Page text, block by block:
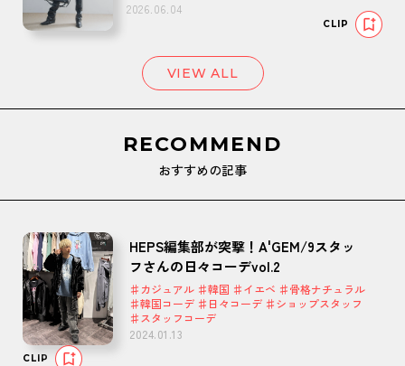
2026.06.04
CLIP
VIEW ALL
RECOMMEND
おすすめの記事
HEPS編集部が突撃！A'GEM/9スタッ
フさんの日々コーデvol.2
♯カジュアル ♯韓国 ♯イエベ ♯骨格ナチュラル
♯韓国コーデ ♯日々コーデ ♯ショップスタッフ
♯スタッフコーデ
2024.01.13
CLIP